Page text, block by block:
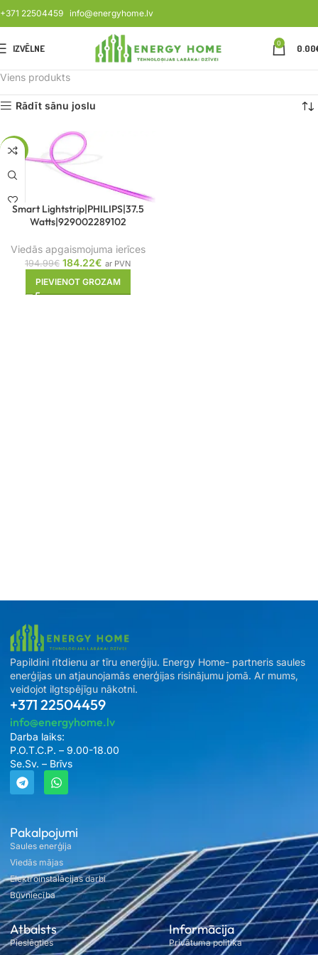
+371 22504459 info@energyhome.lv
IZVĒLNE 0 0.00
Viens produkts
Rādīt sānu joslu
-6%
Smart Lightstrip|PHILIPS|37.5
Watts|929002289102
Viedās apgaismojuma ierīces
194.99€ 184.22€ ar PVN
PIEVIENOT GROZAM
Pakalpojumi
Saules enerģija
Viedās mājas
Elektroinstalācijas darbi
Būvniecība
Atbalsts
Pieslēgties
Informācija
Privātuma politika
Papildini rītdienu ar tīru enerģiju. Energy Home- partneris saules
enerģijas un atjaunojamās enerģijas risinājumu jomā. Ar mums,
veidojot ilgtspējīgu nākotni.
+371 22504459
info@energyhome.lv
Darba laiks:
P.O.T.C.P. – 9.00-18.00
Se.Sv. – Brīvs